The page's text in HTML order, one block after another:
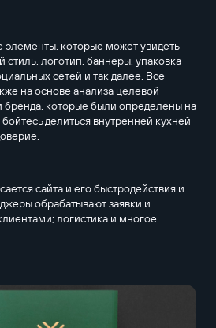
элементы, которые может увидеть
логотип, баннеры, упаковка
сетей и так далее. Все
на основе анализа целевой
бренда, которые были определены на
делиться внутренней кухней
сайта и его быстродействия и
обрабатывают заявки и
логистика и многое